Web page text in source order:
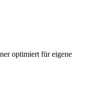
optimiert für eigene